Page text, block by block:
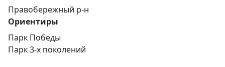
Правобережный р-н
Ориентиры
Парк Победы
Парк 3-х поколений